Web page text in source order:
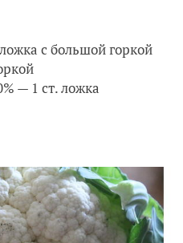
с большой горкой
— 1 ст. ложка